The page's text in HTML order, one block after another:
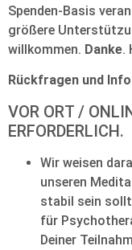
Spenden-Basis
größere
willkommen. Danke.
Rückfragen und
VOR ORT /
ERFORDERLICH.
Wir weisen
unseren
stabil sein
für
Deiner